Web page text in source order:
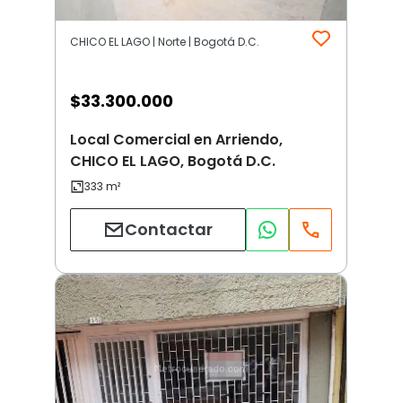
CHICO EL LAGO | Norte | Bogotá D.C.
$33.300.000
Local Comercial en Arriendo,
CHICO EL LAGO, Bogotá D.C.
Contactar